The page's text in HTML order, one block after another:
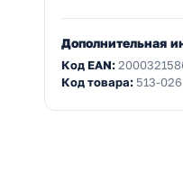
Дополнительная
Код EAN:
Код товара: 513-026